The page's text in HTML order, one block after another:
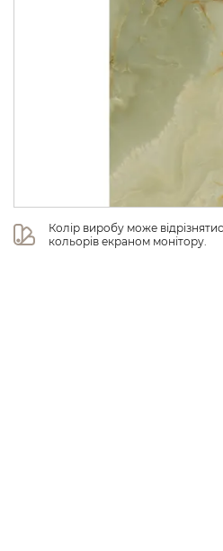
Колір виробу може
кольорів екраном монітору.